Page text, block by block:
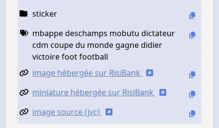
sticker
mbappe deschamps mobutu dictateur
cdm coupe du monde gagne didier
victoire foot football
image hébergée sur RisiBank
miniature hébergée sur RisiBank
image source (jvc)